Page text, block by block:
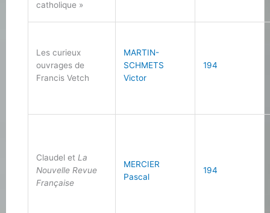
catholique »
Les curieux
ouvrages de
Francis Vetch
MARTIN-
SCHMETS
Victor
194
Claudel et La
Nouvelle Revue
Française
MERCIER
Pascal
194